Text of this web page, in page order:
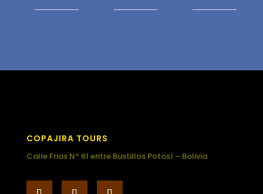
COPAJIRA TOURS
Calle Frias Nº 61 entre Bustillos Potosí – Bolivia